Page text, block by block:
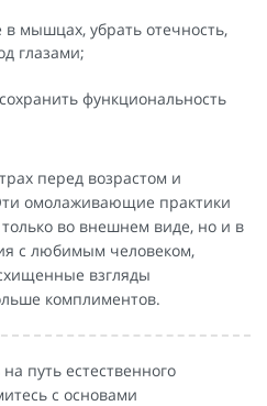
мышцах, убрать отечность,
глазами;
функциональность
перед возрастом и
омолаживающие практики
во внешнем виде, но и в
с любимым человеком,
взгляды
комплиментов.
путь естественного
с основами